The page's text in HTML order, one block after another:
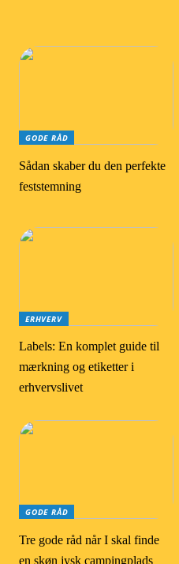
GODE RÅD
Sådan skaber du den perfekte
feststemning
ERHVERV
Labels: En komplet guide til
mærkning og etiketter i
erhvervslivet
GODE RÅD
Tre gode råd når I skal finde
en skøn jysk campingplads